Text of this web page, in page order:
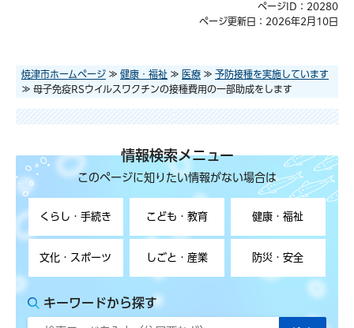
ページID：20280
ページ更新日：2026年2月10日
焼津市ホームページ ≫ 健康・福祉 ≫ 医療 ≫ 予防接種を実施しています
≫ 母子免疫RSウイルスワクチンの接種費用の一部助成をします
情報検索メニュー
このページに知りたい情報がない場合は
くらし・手続き こども・教育 健康・福祉
文化・スポーツ しごと・産業 防災・安全
キーワードから探す